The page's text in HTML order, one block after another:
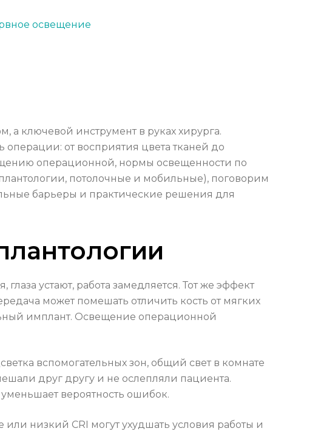
освещение
ключевой инструмент в руках хирурга.
операции: от восприятия цвета тканей до
операционной, нормы освещенности по
потолочные и мобильные), поговорим
барьеры и практические решения для
устают, работа замедляется. Тот же эффект
может помешать отличить кость от мягких
имплант. Освещение операционной
вспомогательных зон, общий свет в комнате
друг другу и не ослепляли пациента.
вероятность ошибок.
низкий CRI могут ухудшать условия работы и